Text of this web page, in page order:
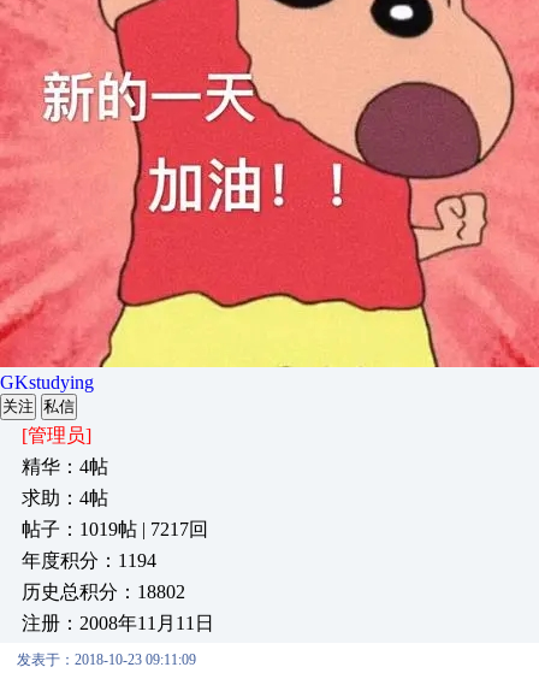
GKstudying
关注 私信
[管理员]
精华：4帖
求助：4帖
帖子：1019帖 | 7217回
年度积分：1194
历史总积分：18802
注册：2008年11月11日
发表于：2018-10-23 09:11:09